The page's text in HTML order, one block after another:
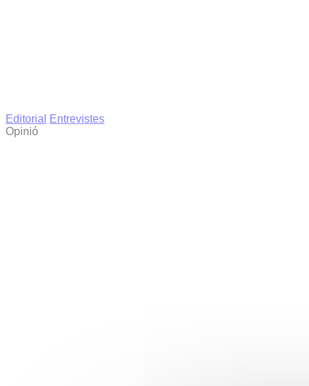
Editorial
Entrevistes
Opinió